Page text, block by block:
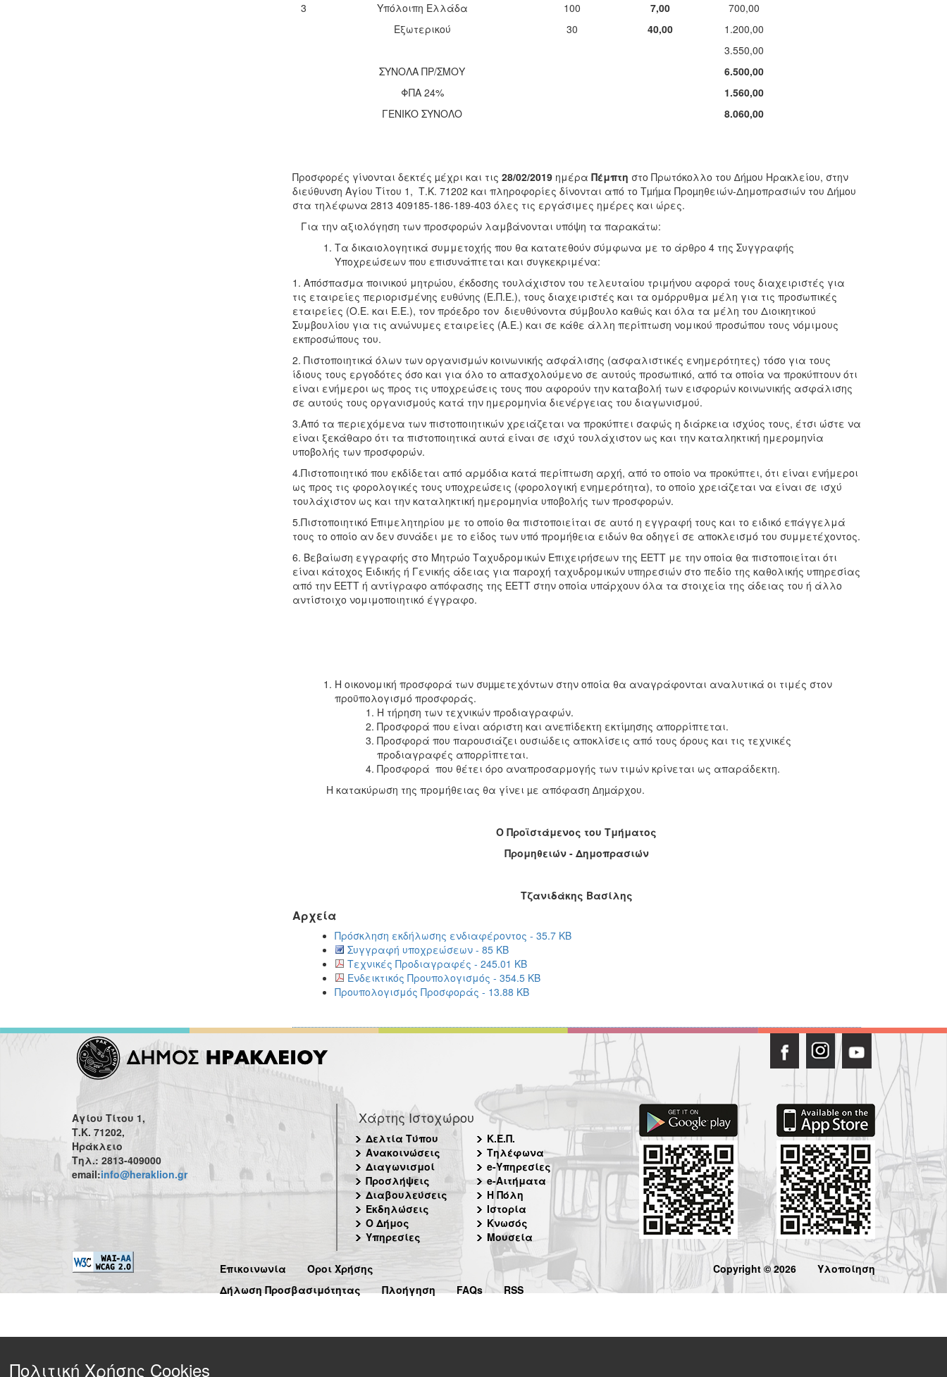
3
Υπόλοιπη Ελλάδα 100 7,00
700,00
Εξωτερικού
30 40,00
1.200,00
3.550,00
ΣΥΝΟΛΑ ΠΡ/ΣΜΟΥ
6.500,00
ΦΠΑ 24%
1.560,00
ΓΕΝΙΚΟ ΣΥΝΟΛΟ
8.060,00
Προσφορές γίνονται δεκτές µέχρι και τις 28/02/2019ημέρα Πέμπτη στο Πρωτόκολλο του ∆ήµου Ηρακλείου, στην
διεύθυνση Αγίου Τίτου 1, Τ.Κ. 71202 και πληροφορίες δίνονται από το Tµήµα Προµηθειών-Δημοπρασιών του ∆ήµου
στα τηλέφωνα 2813 409185-186-189-403 όλες τις εργάσιμες ημέρες και ώρες.
Για την αξιολόγηση των προσφορών λαμβάνονται υπόψη τα παρακάτω:
Τα δικαιολογητικά συμμετοχής που θα κατατεθούν σύμφωνα με το άρθρο 4 της Συγγραφής
Υποχρεώσεων που επισυνάπτεται και συγκεκριμένα:
1. Απόσπασμα ποινικού μητρώου, έκδοσης τουλάχιστον του τελευταίου τριμήνου αφορά τους διαχειριστές για
τις εταιρείες περιορισμένης ευθύνης (Ε.Π.Ε.), τους διαχειριστές και τα ομόρρυθμα μέλη για τις προσωπικές
εταιρείες (Ο.Ε. και Ε.Ε.), τον πρόεδρο τον διευθύνοντα σύμβουλο καθώς και όλα τα μέλη του Διοικητικού
Συμβουλίου για τις ανώνυμες εταιρείες (Α.Ε.) και σε κάθε άλλη περίπτωση νομικού προσώπου τους νόμιμους
εκπροσώπους του.
2. Πιστοποιητικά όλων των οργανισμών κοινωνικής ασφάλισης (ασφαλιστικές ενημερότητες) τόσο για τους
ίδιους τους εργοδότες όσο και για όλο το απασχολούμενο σε αυτούς προσωπικό, από τα οποία να προκύπτουν ότι
είναι ενήμεροι ως προς τις υποχρεώσεις τους που αφορούν την καταβολή των εισφορών κοινωνικής ασφάλισης
σε αυτούς τους οργανισμούς κατά την ημερομηνία διενέργειας του διαγωνισμού.
3.Από τα περιεχόμενα των πιστοποιητικών χρειάζεται να προκύπτει σαφώς η διάρκεια ισχύος τους, έτσι ώστε να
είναι ξεκάθαρο ότι τα πιστοποιητικά αυτά είναι σε ισχύ τουλάχιστον ως και την καταληκτική ημερομηνία
υποβολής των προσφορών.
4.Πιστοποιητικό που εκδίδεται από αρμόδια κατά περίπτωση αρχή, από το οποίο να προκύπτει, ότι είναι ενήμεροι
ως προς τις φορολογικές τους υποχρεώσεις (φορολογική ενημερότητα), το οποίο χρειάζεται να είναι σε ισχύ
τουλάχιστον ως και την καταληκτική ημερομηνία υποβολής των προσφορών.
5.Πιστοποιητικό Επιμελητηρίου με το οποίο θα πιστοποιείται σε αυτό η εγγραφή τους και το ειδικό επάγγελμά
τους το οποίο αν δεν συνάδει με το είδος των υπό προμήθεια ειδών θα οδηγεί σε αποκλεισμό του συμμετέχοντος.
6. Βεβαίωση εγγραφής στο Μητρώο Ταχυδρομικών Επιχειρήσεων της ΕΕΤΤ με την οποία θα πιστοποιείται ότι
είναι κάτοχος Ειδικής ή Γενικής άδειας για παροχή ταχυδρομικών υπηρεσιών στο πεδίο της καθολικής υπηρεσίας
από την ΕΕΤΤ ή αντίγραφο απόφασης της ΕΕΤΤ στην οποία υπάρχουν όλα τα στοιχεία της άδειας του ή άλλο
αντίστοιχο νομιμοποιητικό έγγραφο.
Η οικονομική προσφορά των συµµετεχόντων στην οποία θα αναγράφονται αναλυτικά οι τιμές στον
προϋπολογισμό προσφοράς.
Η τήρηση των τεχνικών προδιαγραφών.
Προσφορά που είναι αόριστη και ανεπίδεκτη εκτίµησης απορρίπτεται.
Προσφορά που παρουσιάζει ουσιώδεις αποκλίσεις από τους όρους και τις τεχνικές
προδιαγραφές απορρίπτεται.
Προσφορά που θέτει όρο αναπροσαρμογής των τιμών κρίνεται ως απαράδεκτη.
Η κατακύρωση της προμήθειας θα γίνει µε απόφαση ∆ηµάρχου.
Ο Προϊστάμενος του Τμήματος
Προμηθειών - Δημοπρασιών
Τζανιδάκης Βασίλης
Αρχεία
Πρόσκληση εκδήλωσης ενδιαφέροντος - 35.7 KB
Συγγραφή υποχρεώσεων - 85 KB
Τεχνικές Προδιαγραφές - 245.01 KB
Ενδεικτικός Προυπολογισμός - 354.5 KB
Προυπολογισμός Προσφοράς - 13.88 KB
Αγίου Τίτου 1,
Τ.Κ. 71202,
Ηράκλειο
Τηλ.: 2813-409000
email:info@heraklion.gr
Χάρτης Ιστοχώρου
Δελτία Τύπου
Ανακοινώσεις
Διαγωνισμοί
Προσλήψεις
Διαβουλεύσεις
Εκδηλώσεις
Ο Δήμος
Υπηρεσίες
Κ.Ε.Π.
Τηλέφωνα
e-Υπηρεσίες
e-Αιτήματα
Η Πόλη
Ιστορία
Κνωσός
Μουσεία
Επικοινωνία
Όροι Χρήσης
Δήλωση Προσβασιμότητας
Πλοήγηση FAQs RSS
Copyright © 2026 Υλοποίηση
Πολιτική Χρήσης Cookies